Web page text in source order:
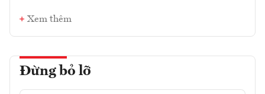
Xem thêm
Đừng bỏ lỡ